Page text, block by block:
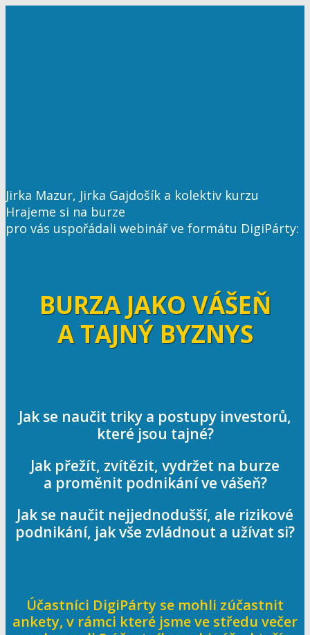
Jirka Mazur, Jirka Gajdošík a kolektiv kurzu
Hrajeme si na burze
pro vás uspořádali webinář ve formátu DigiPárty:
BURZA JAKO VÁŠEŇ
A TAJNÝ BYZNYS
Jak se naučit triky a postupy investorů,
které jsou tajné?
Jak přežít, zvítězit, vydržet na burze
a proměnit podnikání ve vášeň?
Jak se naučit nejjednodušší, ale rizikové
podnikání, jak vše zvládnout a užívat si?
Účastníci DigiPárty se mohli zúčastnit
ankety, v rámci které jsme ve středu večer